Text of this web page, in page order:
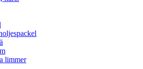
limmer